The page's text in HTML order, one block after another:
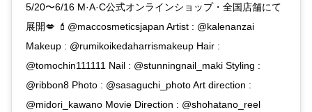
5/20〜6/16 M·A·C公式オンラインショップ・全国店舗にて
展開💋 💄@maccosmeticsjapan Artist : @kalenanzai
Makeup : @rumikoikedaharrismakeup Hair :
@tomochin111111 Nail : @stunningnail_maki Styling :
@ribbon8 Photo : @sasaguchi_photo Art direction :
@midori_kawano Movie Direction : @shohatano_reel